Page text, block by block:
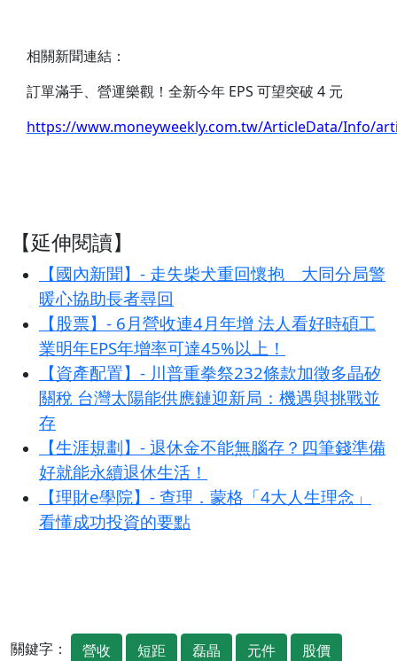
相關新聞連結：
訂單滿手、營運樂觀！全新今年 EPS 可望突破 4 元
https://www.moneyweekly.com.tw/ArticleData/Info/
【延伸閱讀】
【國內新聞】- 走失柴犬重回懷抱 大同分局警
暖心協助長者尋回
【股票】- 6月營收連4月年增 法人看好時碩工
業明年EPS年增率可達45%以上！
【資產配置】- 川普重拳祭232條款加徵多晶矽
關稅 台灣太陽能供應鏈迎新局：機遇與挑戰並
存
【生涯規劃】- 退休金不能無腦存？四筆錢準備
好就能永續退休生活！
【理財e學院】- 查理．蒙格「4大人生理念」
看懂成功投資的要點
關鍵字： 營收 短距 磊晶 元件
股價